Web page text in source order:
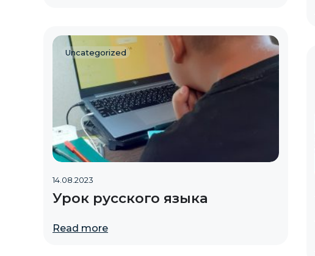
Uncategorized
14.08.2023
Урок русского языка
Read more